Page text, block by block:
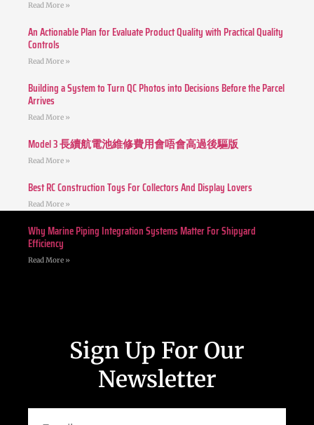
Read More »
An Actionable Plan for Evaluate Product Quality with Practical Quality
Controls
Read More »
Building a System to Turn QC Photos into Decisions Before the Parcel
Arrives
Read More »
Model 3 長續航電池維修費用會唔會高過後驅版
Read More »
Best RC Construction Toys For Collectors And Display Lovers
Read More »
Why Marine Piping Integration Systems Matter For Shipyard
Efficiency
Read More »
Sign Up For Our
Newsletter